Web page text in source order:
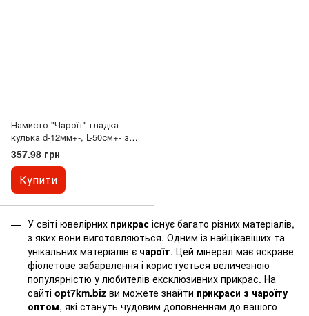
Намисто "Чароїт" гладка
кулька d-12мм+-, L-50см+- з
каменю білий нефрит (сінт.
фарб.)
357.98 грн
Купити
У світі ювелірних прикрас існує багато різних матеріалів,
з яких вони виготовляються. Одним із найцікавіших та
унікальних матеріалів є чароїт. Цей мінерал має яскраве
фіолетове забарвлення і користується величезною
популярністю у любителів ексклюзивних прикрас. На
сайті opt7km.biz ви можете знайти прикраси з чароїту
оптом, які стануть чудовим доповненням до вашого